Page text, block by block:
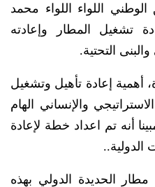
اللواء اللواء محمد
تشغيل المطار وإعادته
التحتية.
أهمية إعادة تأهيل وتشغيل
والإنساني الهام
أنه تم اعداد خطة لإعادة
الدولية..
الحديدة الدولي بهذه